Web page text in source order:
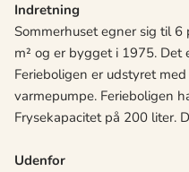
Indretning
Sommerhuset egner sig til 6
m² og er bygget i 1975.
Ferieboligen er udstyret
varmepumpe. Ferieboligen
Frysekapacitet på 200 liter.
Udenfor